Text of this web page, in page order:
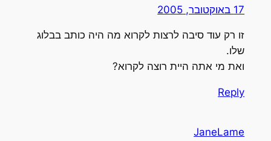
17 באוקטובר, 2005
זו רק עוד סיבה לרצות לקרוא מה היה כותב בבלוג
שלו.
ואת מי אתה היית רוצה לקרוא?
Reply
JaneLame